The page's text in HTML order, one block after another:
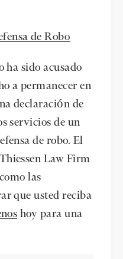
de Robo
ha sido acusado
a permanecer en
declaración de
servicios de un
de robo. El
Law Firm
las
que usted reciba
hoy para una